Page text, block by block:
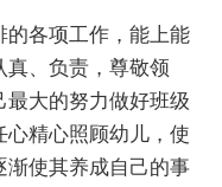
的各项工作，能上能
真、负责，尊敬领
大的努力做好班级
心精心照顾幼儿，使
渐使其养成自己的事